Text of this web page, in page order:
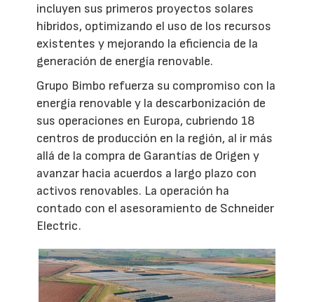
incluyen sus primeros proyectos solares
híbridos, optimizando el uso de los recursos
existentes y mejorando la eficiencia de la
generación de energía renovable.
Grupo Bimbo refuerza su compromiso con la
energía renovable y la descarbonización de
sus operaciones en Europa, cubriendo 18
centros de producción en la región, al ir más
allá de la compra de Garantías de Origen y
avanzar hacia acuerdos a largo plazo con
activos renovables. La operación ha
contado con el asesoramiento de Schneider
Electric.